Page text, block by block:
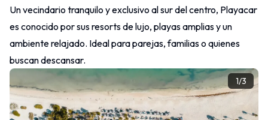
Un vecindario tranquilo y exclusivo al sur del centro, Playacar
es conocido por sus resorts de lujo, playas amplias y un
ambiente relajado. Ideal para parejas, familias o quienes
buscan descansar.
1/3